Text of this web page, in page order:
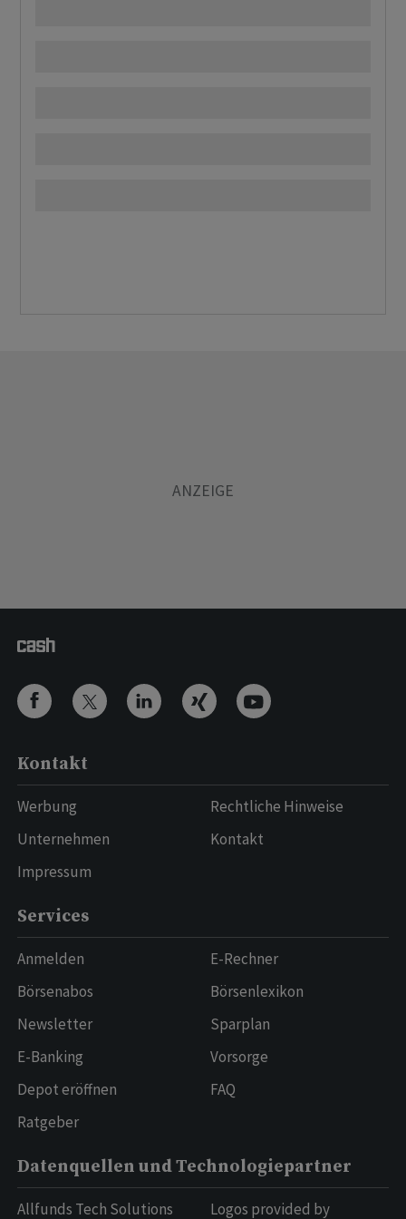
Kontakt
Werbung
Unternehmen
Impressum
Rechtliche Hinweise
Kontakt
Services
Anmelden
Börsenabos
Newsletter
E-Banking
Depot eröffnen
Ratgeber
E-Rechner
Börsenlexikon
Sparplan
Vorsorge
FAQ
Datenquellen und Technologiepartner
Allfunds Tech Solutions
Logos provided by